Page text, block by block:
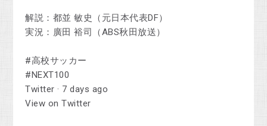
解説：都並 敏史（元日本代表DF）
実況：廣田 裕司（ABS秋田放送）
#高校サッカー
#NEXT100
Twitter · 7 days ago
View on Twitter